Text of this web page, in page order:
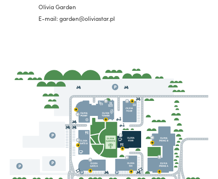
Olivia Garden
E-mail: garden@oliviastar.pl